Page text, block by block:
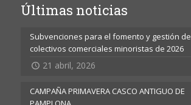
Últimas noticias
Subvenciones para el fomento y gestión de
colectivos comerciales minoristas de 2026
21 abril, 2026
CAMPAÑA PRIMAVERA CASCO ANTIGUO DE